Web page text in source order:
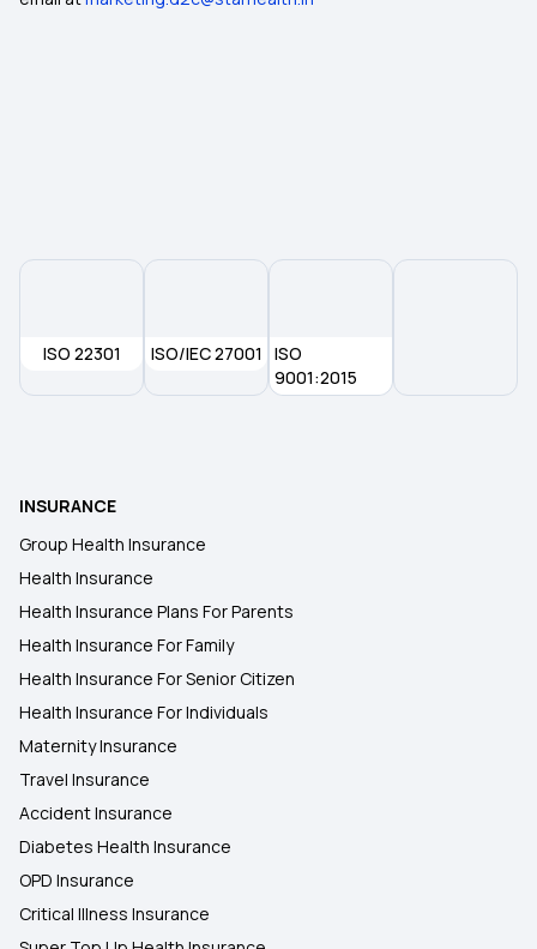
ISO 22301 ISO/IEC 27001
ISO
9001:2015
INSURANCE
Group Health Insurance
Health Insurance
Health Insurance Plans For Parents
Health Insurance For Family
Health Insurance For Senior Citizen
Health Insurance For Individuals
Maternity Insurance
Travel Insurance
Accident Insurance
Diabetes Health Insurance
OPD Insurance
Critical Illness Insurance